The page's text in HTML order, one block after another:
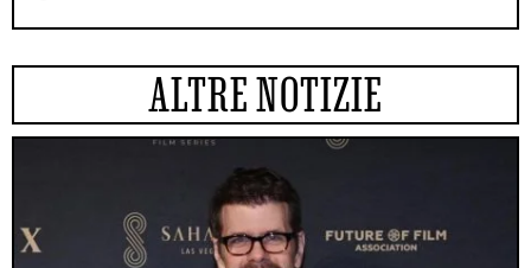
ALTRE NOTIZIE